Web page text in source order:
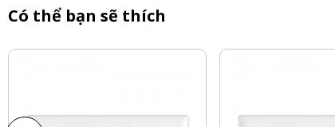
Có thể bạn sẽ thích